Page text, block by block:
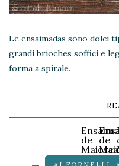
Le ensaimadas sono dolci
grandi brioches soffici e
forma a spirale.
de
Maiorca
de